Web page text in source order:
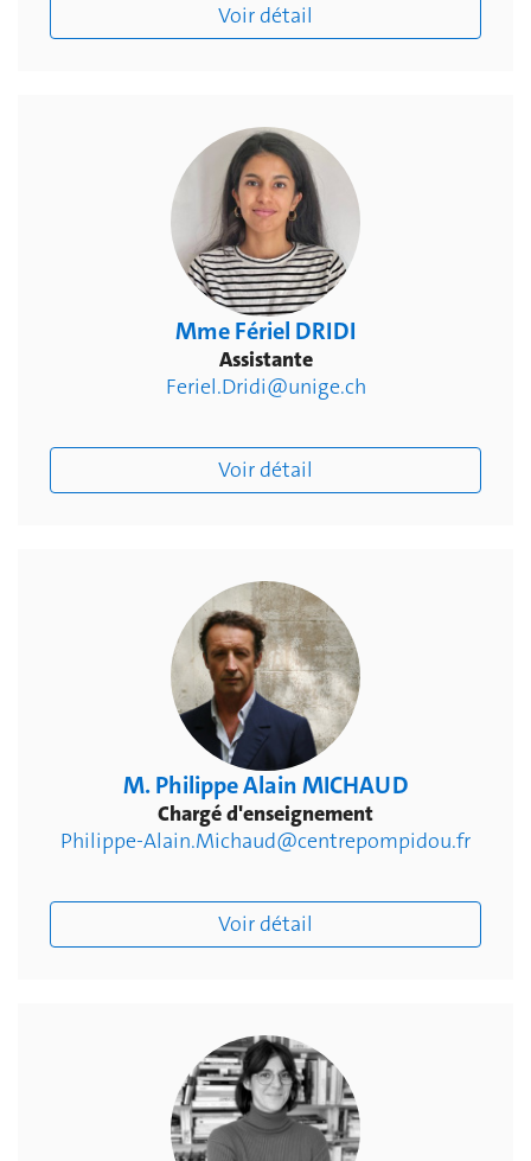
Voir détail
Mme Fériel DRIDI
Assistante
Feriel.Dridi@unige.ch
Voir détail
M. Philippe Alain MICHAUD
Chargé d'enseignement
Philippe-Alain.Michaud@centrepompidou.fr
Voir détail